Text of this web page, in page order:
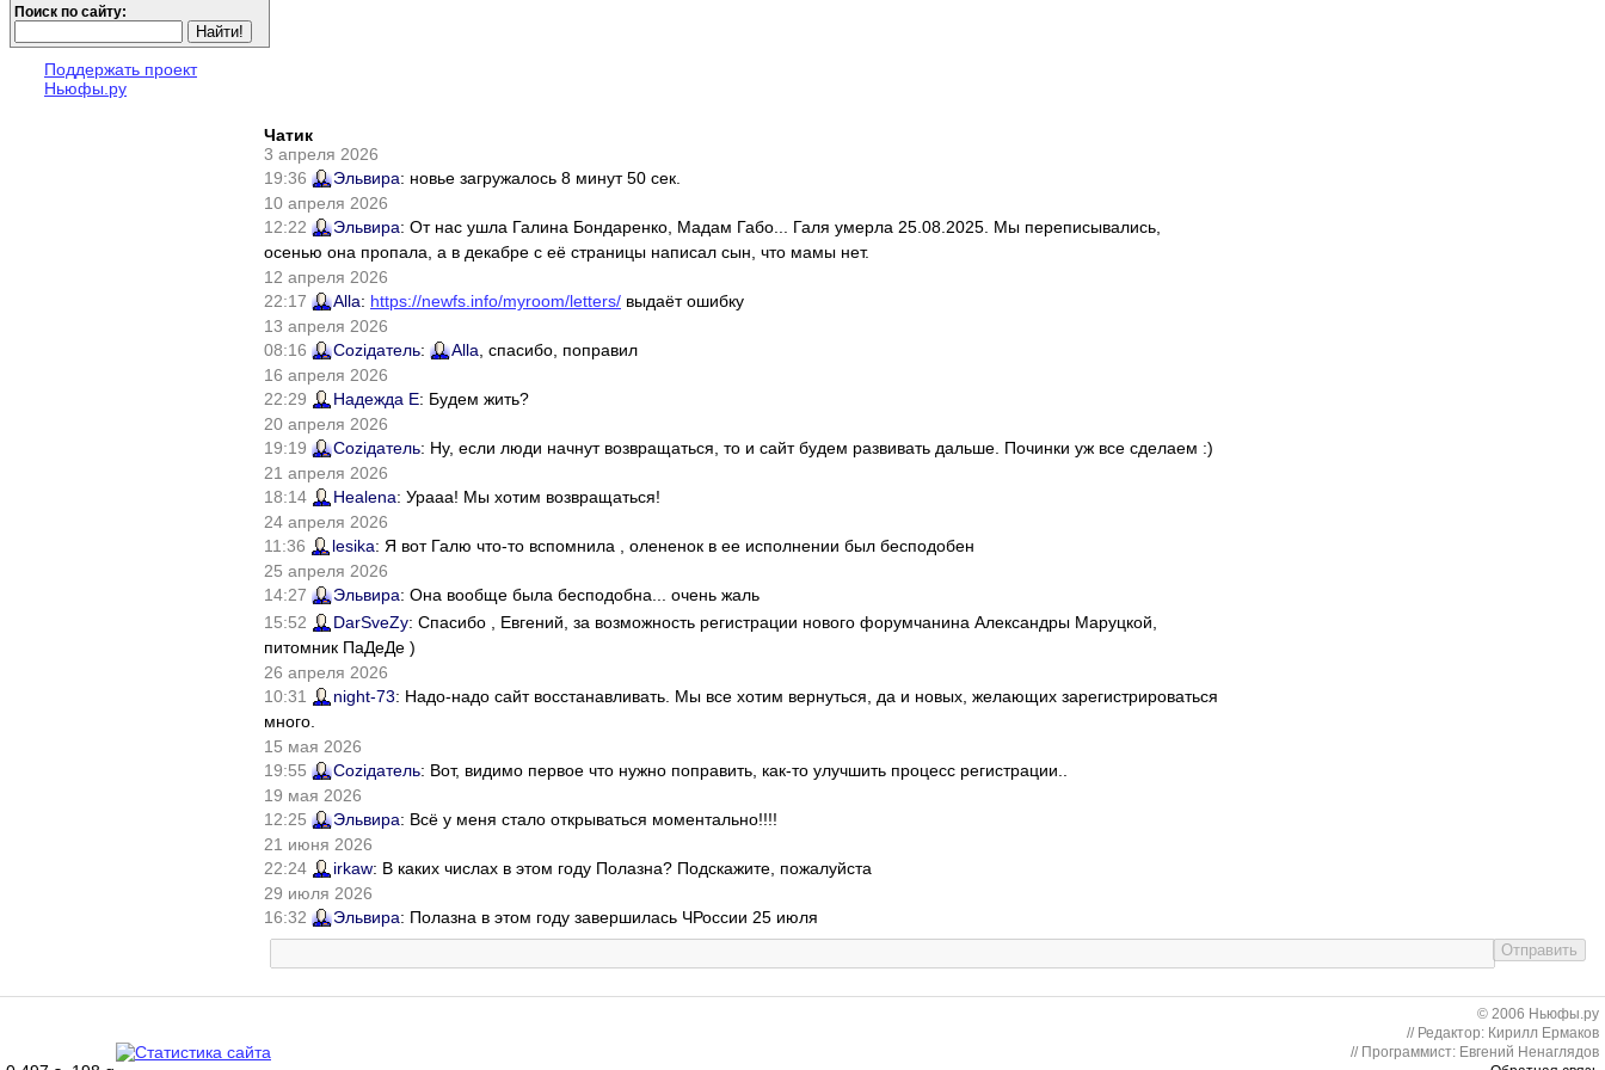
Поиск по сайту:
Поддержать проект
Ньюфы.ру
Чатик
3 апреля 2026
19:36
Эльвира: новье загружалось 8 минут 50 сек.
10 апреля 2026
12:22
Эльвира: От нас ушла Галина Бондаренко, Мадам Габо... Галя умерла 25.08.2025. Мы переписывались,
осенью она пропала, а в декабре с её страницы написал сын, что мамы нет.
12 апреля 2026
22:17
Alla: https://newfs.info/myroom/letters/ выдаёт ошибку
13 апреля 2026
08:16
Соziдатель: Alla , спасибо, поправил
16 апреля 2026
22:29
Надежда Е: Будем жить?
20 апреля 2026
19:19
Соziдатель: Ну, если люди начнут возвращаться, то и сайт будем развивать дальше. Починки уж все сделаем :)
21 апреля 2026
18:14
Healena: Урааа! Мы хотим возвращаться!
24 апреля 2026
11:36
lesika: Я вот Галю что-то вспомнила , олененок в ее исполнении был бесподобен
25 апреля 2026
14:27
Эльвира: Она вообще была бесподобна... очень жаль
15:52
DarSveZy: Спасибо , Евгений, за возможность регистрации нового форумчанина Александры Маруцкой,
питомник ПаДеДе )
26 апреля 2026
10:31
night-73: Надо-надо сайт восстанавливать. Мы все хотим вернуться, да и новых, желающих зарегистрироваться
много.
15 мая 2026
19:55
Соziдатель: Вот, видимо первое что нужно поправить, как-то улучшить процесс регистрации..
19 мая 2026
12:25
Эльвира: Всё у меня стало открываться моментально!!!!
21 июня 2026
22:24
irkaw: В каких числах в этом году Полазна? Подскажите, пожалуйста
29 июля 2026
16:32
Эльвира: Полазна в этом году завершилась ЧРоссии 25 июля
© 2006 Ньюфы.ру
// Редактор: Кирилл Ермаков
// Программист: Евгений Ненаглядов